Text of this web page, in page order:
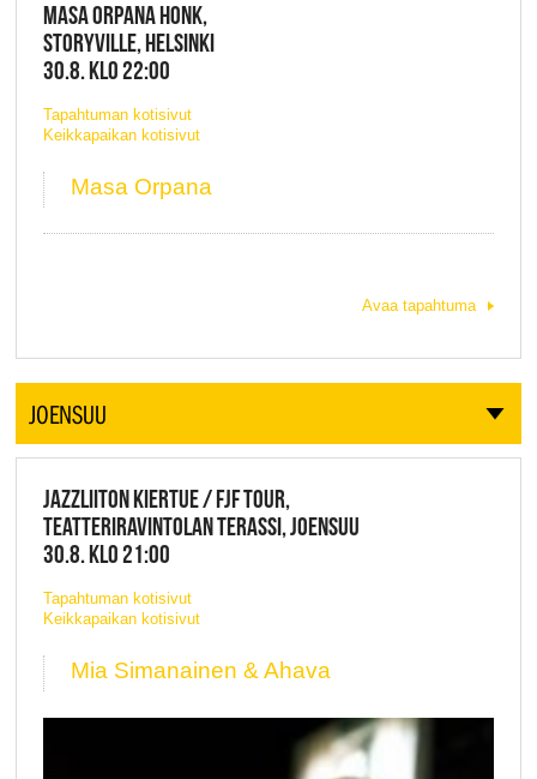
MASA ORPANA HONK,
STORYVILLE, HELSINKI
30.8. KLO 22:00
Tapahtuman kotisivut
Keikkapaikan kotisivut
Masa Orpana
Avaa tapahtuma
JOENSUU
JAZZLIITON KIERTUE / FJF TOUR,
TEATTERIRAVINTOLAN TERASSI, JOENSUU
30.8. KLO 21:00
Tapahtuman kotisivut
Keikkapaikan kotisivut
Mia Simanainen & Ahava